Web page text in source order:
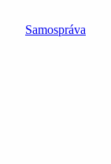
Samospráva